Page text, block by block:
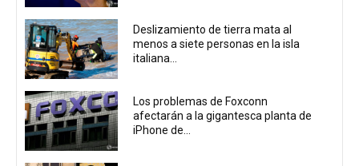
Deslizamiento de tierra mata al
menos a siete personas en la isla
italiana...
Los problemas de Foxconn
afectarán a la gigantesca planta de
iPhone de...